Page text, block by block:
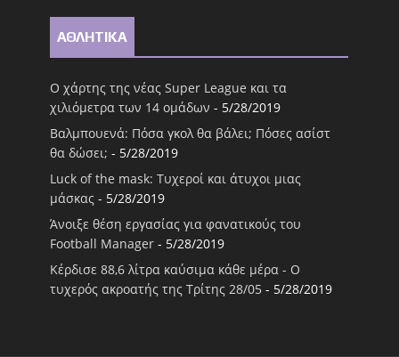
ΑΘΛΗΤΙΚΑ
Ο χάρτης της νέας Super League και τα
χιλιόμετρα των 14 ομάδων - 5/28/2019
Βαλμπουενά: Πόσα γκολ θα βάλει; Πόσες ασίστ
θα δώσει; - 5/28/2019
Luck of the mask: Τυχεροί και άτυχοι μιας
μάσκας - 5/28/2019
Άνοιξε θέση εργασίας για φανατικούς του
Football Μanager - 5/28/2019
Κέρδισε 88,6 λίτρα καύσιμα κάθε μέρα - Ο
τυχερός ακροατής της Τρίτης 28/05 - 5/28/2019